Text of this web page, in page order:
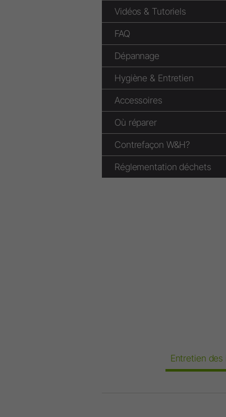
Prophylaxie & Parodontologie
Inserts détartreurs à air
Détartreurs à air
Inserts piézo Tigon
Détartreurs piézo électriques
Appareils sans fil
Contre-angles et pièces à main
Accessoires
W&H AIMS
Vidéos & Tutoriels
FAQ
Dépannage
Hygiène & Entretien
Accessoires
Où réparer
Contrefaçon W&H?
Réglementation déchets
Entretien